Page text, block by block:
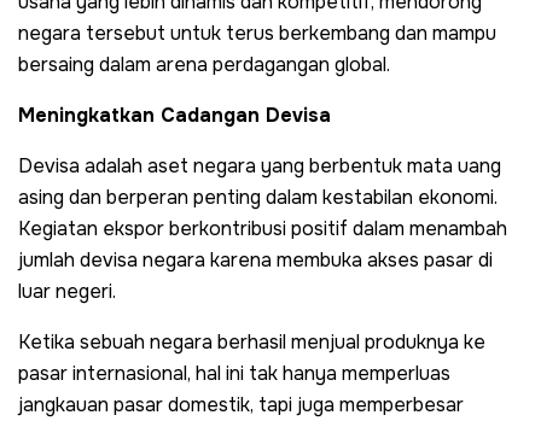
negara tersebut untuk terus berkembang dan mampu
bersaing dalam arena perdagangan global.
Meningkatkan Cadangan Devisa
Devisa adalah aset negara yang berbentuk mata uang
asing dan berperan penting dalam kestabilan ekonomi.
Kegiatan ekspor berkontribusi positif dalam menambah
jumlah devisa negara karena membuka akses pasar di
luar negeri.
Ketika sebuah negara berhasil menjual produknya ke
pasar internasional, hal ini tak hanya memperluas
jangkauan pasar domestik, tapi juga memperbesar